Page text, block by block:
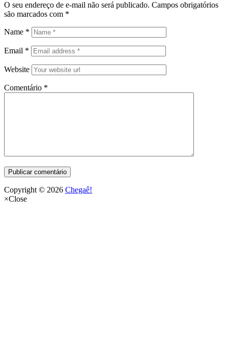
O seu endereço de e-mail não será publicado. Campos obrigatórios
são marcados com *
Name *
Email *
Website
Comentário *
Copyright © 2026 Chegaê!
×Close